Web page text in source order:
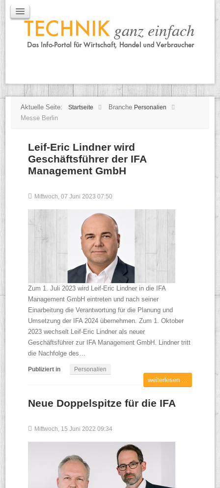
Mobile
IT
TK
Aktuelle Seite: Startseite Branche Personalien
Messe Berlin
Leif-Eric Lindner wird
Geschäftsführer der IFA
Management GmbH
Mittwoch, 07 Juni 2023 07:50
Zum 1. Juli 2023 wird Leif-Eric Lindner in die IFA
Management GmbH eintreten und nach seiner
Einarbeitung die Verantwortung für die Planung und
Umsetzung der IFA 2024 übernehmen. Zum 1. Oktober
2023 wechselt Leif-Eric Lindner als neuer
Geschäftsführer zur IFA Management GmbH. Lindner tritt
die Nachfolge des…
Publiziert in Personalien
weiterlesen ...
Neue Doppelspitze für die IFA
Mittwoch, 15 Juni 2022 09:34